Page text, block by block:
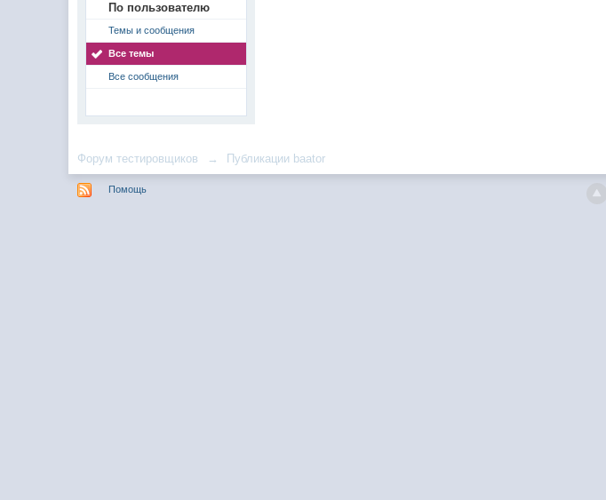
По пользователю
Темы и сообщения
Все темы
Все сообщения
Форум тестировщиков → Публикации baator
Помощь